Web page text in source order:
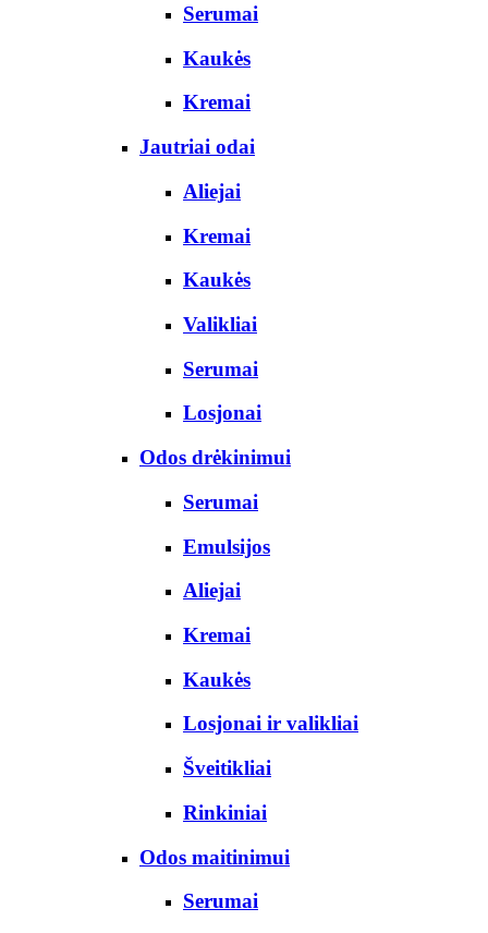
Serumai
Kaukės
Kremai
Jautriai odai
Aliejai
Kremai
Kaukės
Valikliai
Serumai
Losjonai
Odos drėkinimui
Serumai
Emulsijos
Aliejai
Kremai
Kaukės
Losjonai ir valikliai
Šveitikliai
Rinkiniai
Odos maitinimui
Serumai